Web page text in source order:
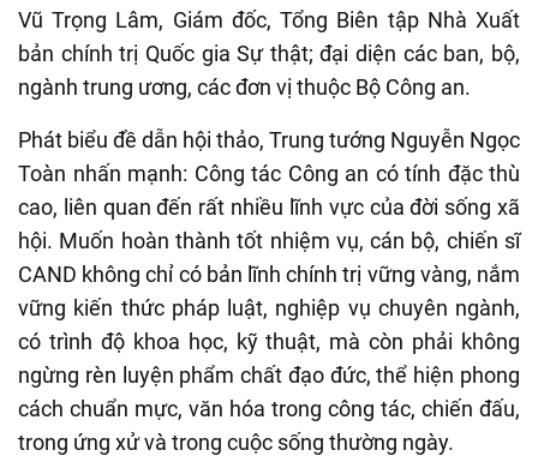
Vũ Trọng Lâm, Giám đốc, Tổng Biên tập Nhà Xuất
bản chính trị Quốc gia Sự thật; đại diện các ban, bộ,
ngành trung ương, các đơn vị thuộc Bộ Công an.
Phát biểu đề dẫn hội thảo, Trung tướng Nguyễn Ngọc
Toàn nhấn mạnh: Công tác Công an có tính đặc thù
cao, liên quan đến rất nhiều lĩnh vực của đời sống xã
hội. Muốn hoàn thành tốt nhiệm vụ, cán bộ, chiến sĩ
CAND không chỉ có bản lĩnh chính trị vững vàng, nắm
vững kiến thức pháp luật, nghiệp vụ chuyên ngành,
có trình độ khoa học, kỹ thuật, mà còn phải không
ngừng rèn luyện phẩm chất đạo đức, thể hiện phong
cách chuẩn mực, văn hóa trong công tác, chiến đấu,
trong ứng xử và trong cuộc sống thường ngày.